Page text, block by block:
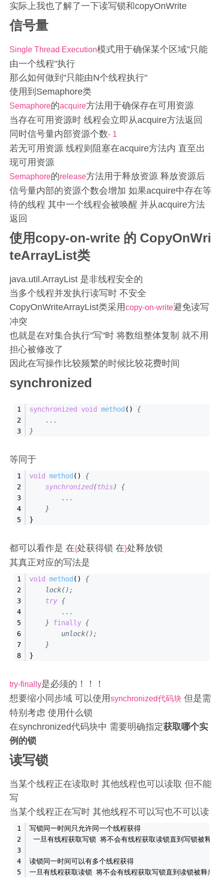
实际上我也了解了一下读写锁和copyOnWrite
信号量
Single Thread Execution模式用于确保某个区域"只能
由一个线程"执行
那么如何做到"只能由N个线程执行"
使用到Semaphore类
Semaphore的acquire方法用于确保存在可用资源
当存在可用资源时 线程会立即从acquire方法返回
同时信号量内部资源个数- 1
若无可用资源 线程则阻塞在acquire方法内 直至出
现可用资源
Semaphore的release方法用于释放资源 释放资源后
信号量内部的资源个数会增加 如果acquire中存在等
待的线程 其中一个线程会被唤醒 并从acquire方法
返回
使用copy-on-write 的 CopyOnWri
teArrayList类
java.util.ArrayList 是非线程安全的
当多个线程并发执行读写时 不安全
CopyOnWriteArrayList类采用copy-on-write避免读写
冲突
也就是在对集合执行"写"时 将数组整体复制 就不用
担心被修改了
因此在写操作比较频繁的时候比较花费时间
synchronized
synchronized void method ()
{
    ...
}
等同于
void method ()
{
synchronized(this) {
        ...
    }
}
都可以看作是 在{处获得锁 在}处释放锁
其真正对应的写法是
void method ()
{
    lock();
try {
        ...
    }
finally {
        unlock();
    }
}
try-finally是必须的！！！
想要缩小同步域 可以使用synchronized代码块 但是需
特别考虑 使用什么锁
在synchronized代码块中 需要明确指定获取哪个实
例的锁
读写锁
当某个线程正在读取时 其他线程也可以读取 但不能
写
当某个线程正在写时 其他线程不可以写也不可以读
写锁同一时间只允许同一个线程获得
一旦有线程获取写锁 将不会有线程获取读锁直到写锁被释放
读锁同一时间可以有多个线程获得
一旦有线程获取读锁 将不会有线程获取写锁直到读锁被释放